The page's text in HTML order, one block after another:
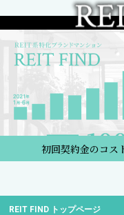
初回契約金のコス
REIT FIND トップページ